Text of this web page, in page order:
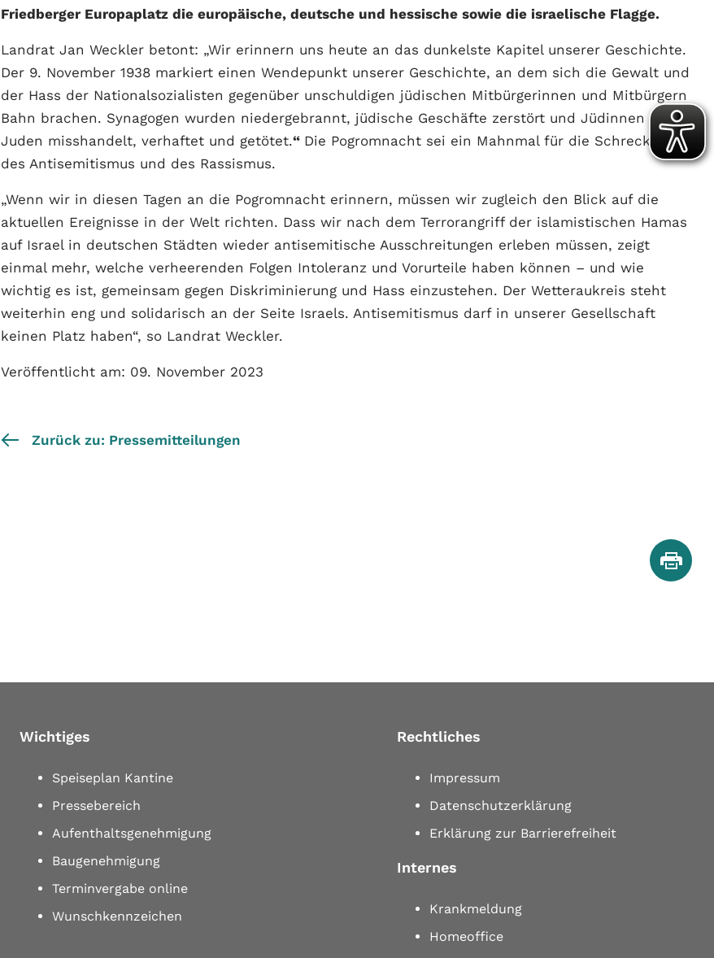
Friedberger Europaplatz die europäische, deutsche und hessische sowie die israelische Flagge.
Landrat Jan Weckler betont: „Wir erinnern uns heute an das dunkelste Kapitel unserer Geschichte.
Der 9. November 1938 markiert einen Wendepunkt unserer Geschichte, an dem sich die Gewalt und
der Hass der Nationalsozialisten gegenüber unschuldigen jüdischen Mitbürgerinnen und Mitbürgern
Bahn brachen. Synagogen wurden niedergebrannt, jüdische Geschäfte zerstört und Jüdinnen und
Juden misshandelt, verhaftet und getötet.“ Die Pogromnacht sei ein Mahnmal für die Schrecken
des Antisemitismus und des Rassismus.
„Wenn wir in diesen Tagen an die Pogromnacht erinnern, müssen wir zugleich den Blick auf die
aktuellen Ereignisse in der Welt richten. Dass wir nach dem Terrorangriff der islamistischen Hamas
auf Israel in deutschen Städten wieder antisemitische Ausschreitungen erleben müssen, zeigt
einmal mehr, welche verheerenden Folgen Intoleranz und Vorurteile haben können – und wie
wichtig es ist, gemeinsam gegen Diskriminierung und Hass einzustehen. Der Wetteraukreis steht
weiterhin eng und solidarisch an der Seite Israels. Antisemitismus darf in unserer Gesellschaft
keinen Platz haben“, so Landrat Weckler.
Veröffentlicht am: 09. November 2023
Zurück zu: Pressemitteilungen
Wichtiges
Speiseplan Kantine
Pressebereich
Aufenthaltsgenehmigung
Baugenehmigung
Terminvergabe online
Wunschkennzeichen
Rechtliches
Impressum
Datenschutzerklärung
Erklärung zur Barrierefreiheit
Internes
Krankmeldung
Homeoffice